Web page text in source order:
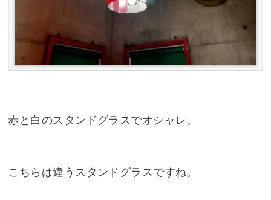
赤と白のスタンドグラスでオシャレ。
こちらは違うスタンドグラスですね。